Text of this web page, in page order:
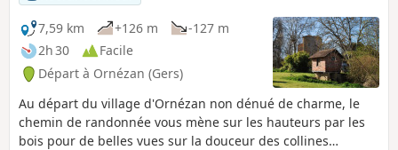
7,59 km
+126 m
-127 m
2h 30
Facile
Départ à Ornézan (Gers)
Au départ du village d'Ornézan non dénué de charme, le
chemin de randonnée vous mène sur les hauteurs par les
bois pour de belles vues sur la douceur des collines